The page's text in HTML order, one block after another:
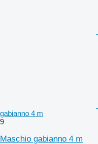
gabianno 4 m
9
Maschio gabianno 4 m